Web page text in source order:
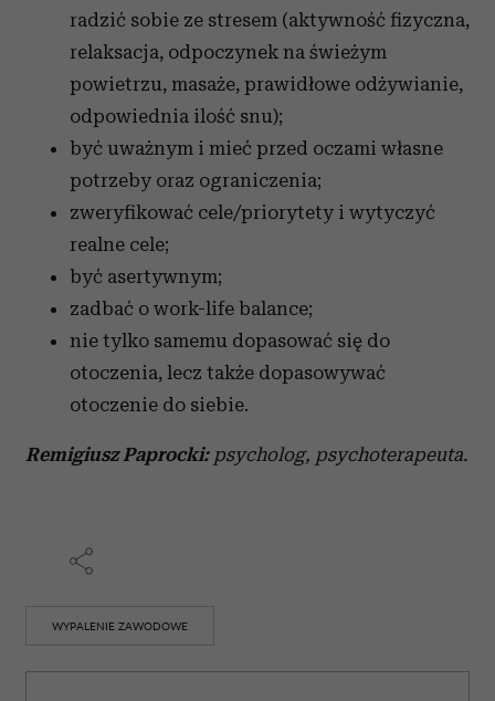
radzić sobie ze stresem (aktywność fizyczna,
relaksacja, odpoczynek na świeżym
powietrzu, masaże, prawidłowe odżywianie,
odpowiednia ilość snu);
być uważnym i mieć przed oczami własne
potrzeby oraz ograniczenia;
zweryfikować cele/priorytety i wytyczyć
realne cele;
być asertywnym;
zadbać o work-life balance;
nie tylko samemu dopasować się do
otoczenia, lecz także dopasowywać
otoczenie do siebie.
Remigiusz Paprocki:psycholog, psychoterapeuta.
WYPALENIE ZAWODOWE